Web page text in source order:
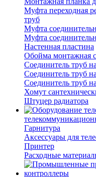
Муфта переходная
труб
Муфта
Муфта
Настенная пластина
Обойма монтажная
Соединитель труб
Соединитель труб
Соединитель труб
Хомут
Штуцер радиатора
Гарнитура
Аксессуары для
Принтер
Расходные